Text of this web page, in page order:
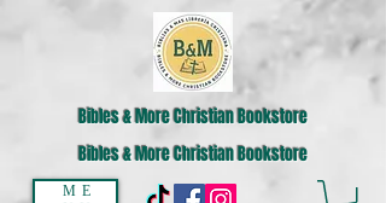
ME
Bibles & More Christian Bookstore
Bibles & More Christian Bookstore